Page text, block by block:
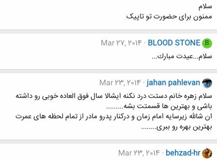
سلام
ممنون برای حضورت تو تاپیک
B
BLOOD STONE
Mar 27, 2014
سلام...عيدت مبارك...
jahan pahlevan
Mar 23, 2014
سلام زهره خانم دستت درد نکنه ایشالا سال فوق العاده خوبی رو داشته
باشی و بهترین ها قسمتت بشه.........
ان شالله زیرسایه امام زمان و درکنار پدرو مادر از تمام لحظه های عمرت
بهترین بهره رو ببری........
behzad-hr
Mar 23, 2014